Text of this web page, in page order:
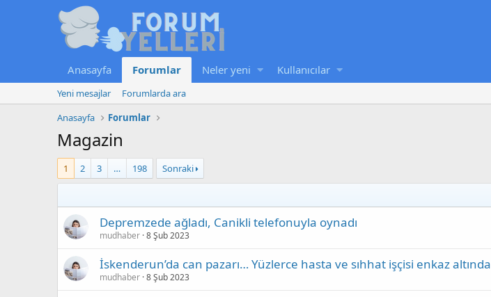
Anasayfa Forumlar Neler yeni Kullanıcılar
Yeni mesajlar
Forumlarda ara
Anasayfa
Forumlar
Magazin
1 2 3 … 198 Sonraki
Depremzede ağladı, Canikli telefonuyla oynadı
mudhaber 8 Şub 2023
İskenderun’da can pazarı… Yüzlerce hasta ve sıhhat işçisi enkaz altında
mudhaber 8 Şub 2023